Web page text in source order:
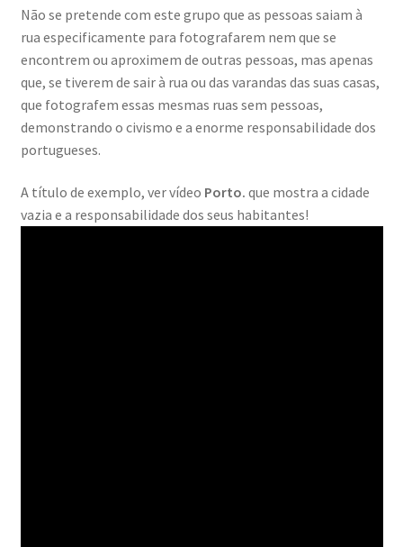
«FOTO | PHOTO PORTUGAL»
200 DIAS PARA DENTRO
About looking
Ana Dias – Uma viagem ao mundo Playboy
Ana Manuel Mestre vence Maratona Fotográfica Fnac
Évora
Não se pretende com este grupo que as pessoas saiam à
rua especificamente para fotografarem nem que se
encontrem ou aproximem de outras pessoas, mas apenas
que, se tiverem de sair à rua ou das varandas das suas casas,
que fotografem essas mesmas ruas sem pessoas,
demonstrando o civismo e a enorme responsabilidade dos
portugueses.
A título de exemplo, ver vídeo Porto. que mostra a cidade
vazia e a responsabilidade dos seus habitantes!